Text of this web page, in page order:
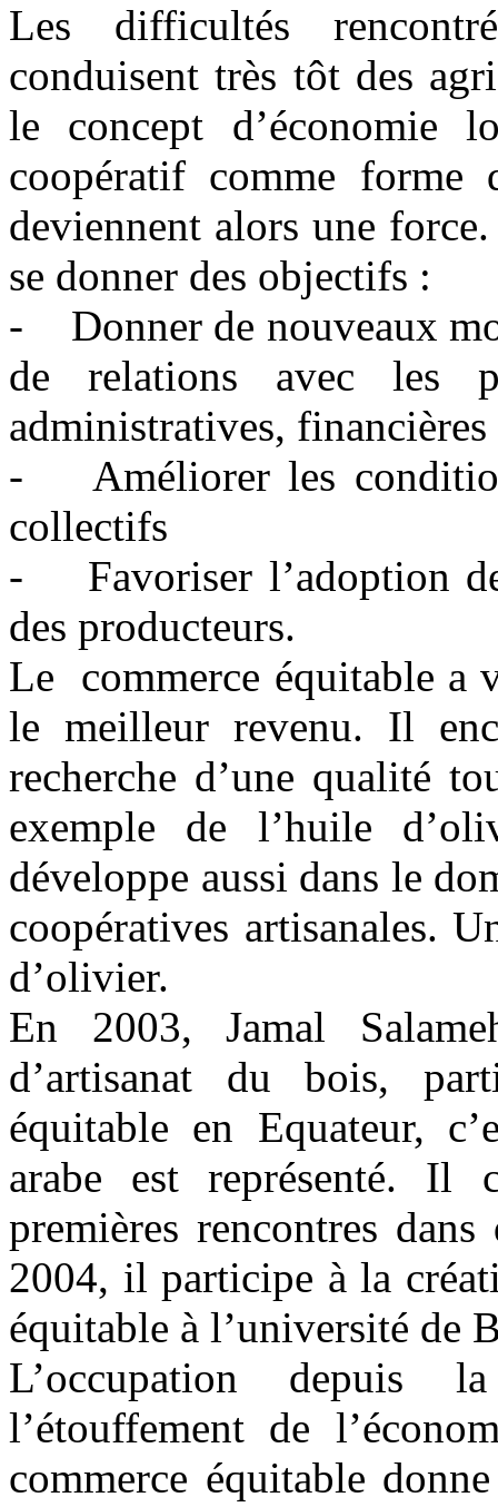
Les difficultés
conduisent très tôt des
le concept d’économie
coopératif comme forme
deviennent alors une
se donner des objectifs :
- Donner de nouveaux
de relations avec les
administratives,
- Améliorer les
collectifs
- Favoriser l’adoption
des producteurs.
Le commerce équitable a
le meilleur revenu. Il
recherche d’une qualité
exemple de l’huile
développe aussi dans le
coopératives artisanales.
d’olivier.
En 2003, Jamal
d’artisanat du bois,
équitable en Equateur,
arabe est représenté. Il
premières rencontres
2004, il participe à la
équitable à l’université de
L’occupation depuis
l’étouffement de
commerce équitable